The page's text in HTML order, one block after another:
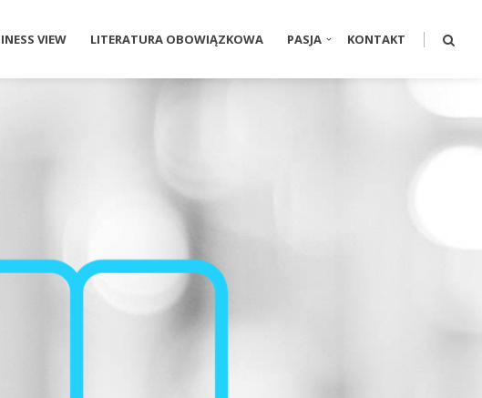
VIEW LITERATURA OBOWIĄZKOWA PASJA KONTAKT